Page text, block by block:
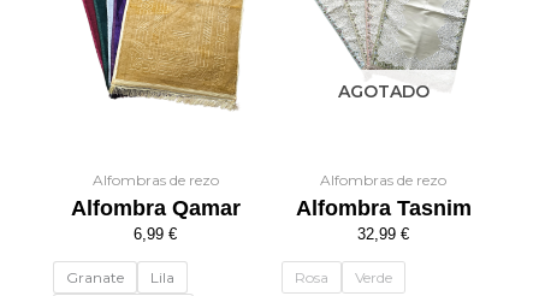
Alfombras de rezo
Alfombra Qamar
6,99€
Granate
Lila
Las
opciones
se
pueden
la
página
AGOTADO
Alfombras de rezo
Alfombra Tasnim
32,99€
Rosa Verde
Las
opciones
se
la
página